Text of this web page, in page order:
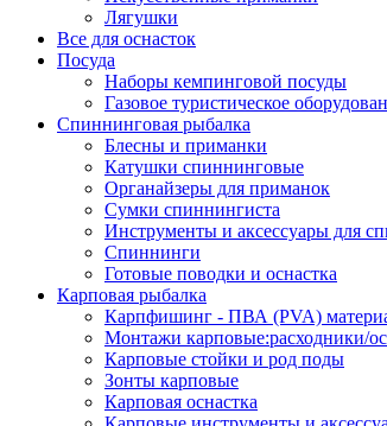
Лягушки
Все для оснасток
Посуда
Наборы кемпинговой посуды
Газовое туристическое
Спиннинговая рыбалка
Блесны и приманки
Катушки спиннинговые
Органайзеры для приманок
Сумки спиннингиста
Инструменты и аксессуары для
Спиннинги
Готовые поводки и оснастка
Карповая рыбалка
Карпфишинг - ПВА (PVA)
Монтажи карповые:расходники/
Карповые стойки и род поды
Зонты карповые
Карповая оснастка